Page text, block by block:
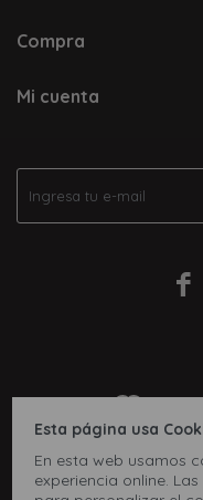
Esta página usa
En esta web usamos
experiencia online.

Compra
Mi cuenta